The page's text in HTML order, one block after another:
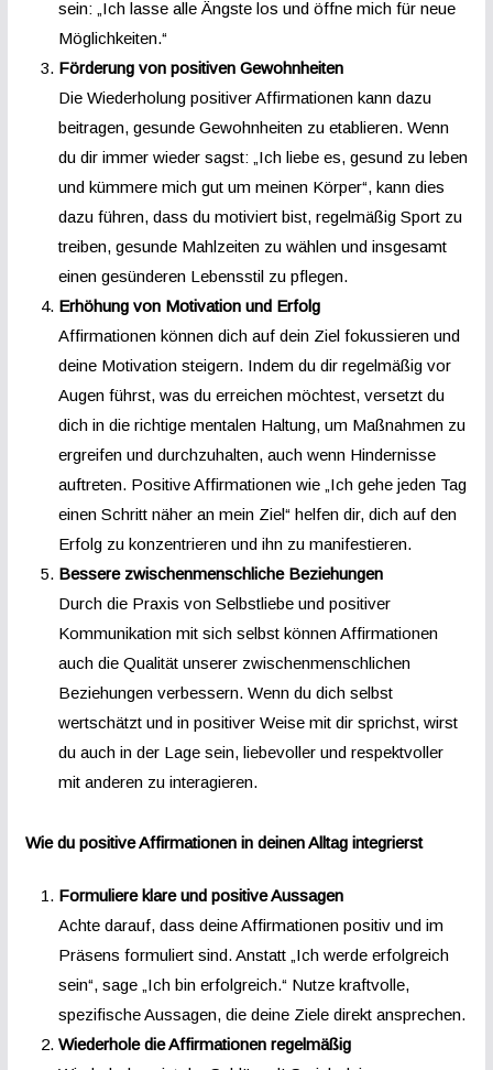
sein: „Ich lasse alle Ängste los und öffne mich für neue
Möglichkeiten.“
Förderung von positiven Gewohnheiten
Die Wiederholung positiver Affirmationen kann dazu
beitragen, gesunde Gewohnheiten zu etablieren. Wenn
du dir immer wieder sagst: „Ich liebe es, gesund zu leben
und kümmere mich gut um meinen Körper“, kann dies
dazu führen, dass du motiviert bist, regelmäßig Sport zu
treiben, gesunde Mahlzeiten zu wählen und insgesamt
einen gesünderen Lebensstil zu pflegen.
Erhöhung von Motivation und Erfolg
Affirmationen können dich auf dein Ziel fokussieren und
deine Motivation steigern. Indem du dir regelmäßig vor
Augen führst, was du erreichen möchtest, versetzt du
dich in die richtige mentalen Haltung, um Maßnahmen zu
ergreifen und durchzuhalten, auch wenn Hindernisse
auftreten. Positive Affirmationen wie „Ich gehe jeden Tag
einen Schritt näher an mein Ziel“ helfen dir, dich auf den
Erfolg zu konzentrieren und ihn zu manifestieren.
Bessere zwischenmenschliche Beziehungen
Durch die Praxis von Selbstliebe und positiver
Kommunikation mit sich selbst können Affirmationen
auch die Qualität unserer zwischenmenschlichen
Beziehungen verbessern. Wenn du dich selbst
wertschätzt und in positiver Weise mit dir sprichst, wirst
du auch in der Lage sein, liebevoller und respektvoller
mit anderen zu interagieren.
Wie du positive Affirmationen in deinen Alltag integrierst
Formuliere klare und positive Aussagen
Achte darauf, dass deine Affirmationen positiv und im
Präsens formuliert sind. Anstatt „Ich werde erfolgreich
sein“, sage „Ich bin erfolgreich.“ Nutze kraftvolle,
spezifische Aussagen, die deine Ziele direkt ansprechen.
Wiederhole die Affirmationen regelmäßig